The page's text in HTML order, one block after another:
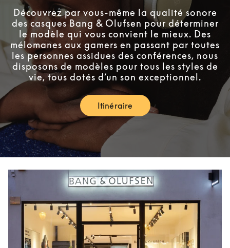
Découvrez par vous-même la qualité sonore
des casques Bang & Olufsen pour déterminer
le modèle qui vous convient le mieux. Des
mélomanes aux gamers en passant par toutes
les personnes assidues des conférences, nous
disposons de modèles pour tous les styles de
vie, tous dotés d’un son exceptionnel.
ItinéraireLink Opens in New Tab